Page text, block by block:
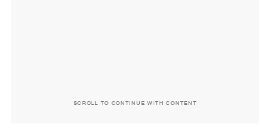
SCROLL TO CONTINUE WITH CONTENT